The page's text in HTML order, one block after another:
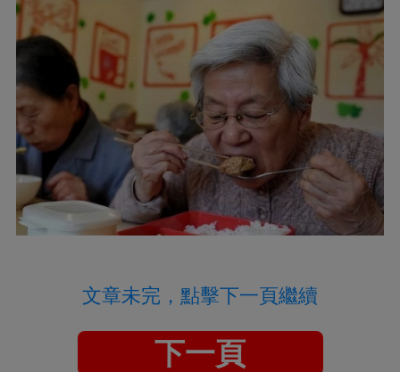
文章未完，點擊下一頁繼續
下一頁